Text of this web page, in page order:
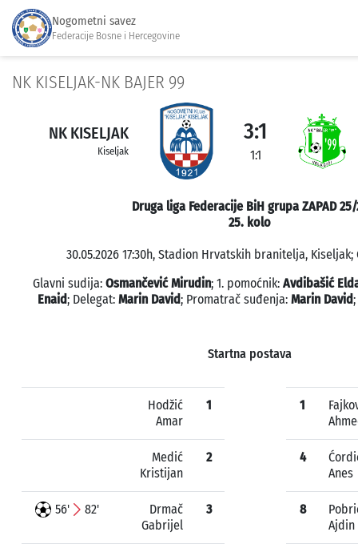
Nogometni savez
Federacije Bosne i Hercegovine
NK KISELJAK-NK BAJER 99
NK KISELJAK
Kiseljak
3:1
1:1
Druga liga Federacije BiH grupa ZAPAD 25/
25. kolo
30.05.2026 17:30h, Stadion Hrvatskih branitelja, Kiseljak;
Glavni sudija: Osmančević Mirudin; 1. pomoćnik: Avdibašić
Enaid; Delegat: Marin David; Promatrač suđenja: Marin David
Startna postava
Hodžić
Amar
1
Medić
Kristijan
2
56' 82'
Drmač
Gabrijel
3
1
4
Anes
8
Ajdin